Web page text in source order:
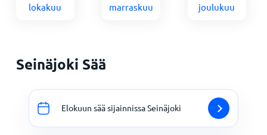
lokakuu marraskuu joulukuu
Seinäjoki Sää
Elokuun sää sijainnissa Seinäjoki